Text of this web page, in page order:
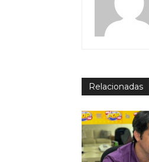
Relacionadas